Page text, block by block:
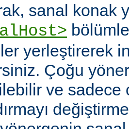
sanal konak
yerleştirerek
Çoğu
ve sadece